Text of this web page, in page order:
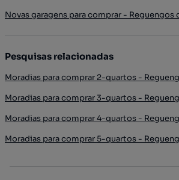
Novas garagens para comprar - Reguengos
Pesquisas relacionadas
Moradias para comprar 2-quartos -
Moradias para comprar 3-quartos -
Moradias para comprar 4-quartos -
Moradias para comprar 5-quartos -